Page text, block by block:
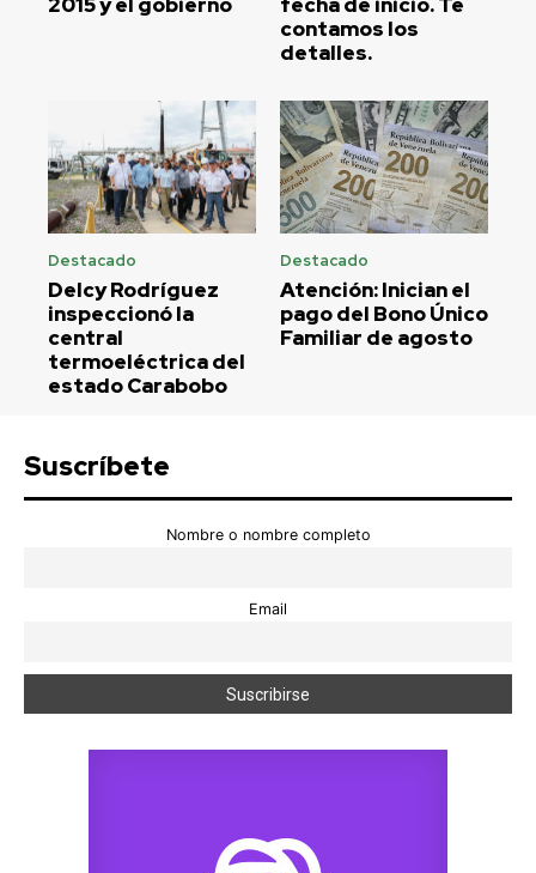
contamos los
detalles.
Destacado
Delcy Rodríguez
inspeccionó la
central
termoeléctrica del
estado Carabobo
Destacado
Atención: Inician el
pago del Bono Único
Familiar de agosto
Suscríbete
Nombre o nombre completo
Email